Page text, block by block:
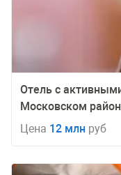
Отель с
Московском
Цена 12 млн руб